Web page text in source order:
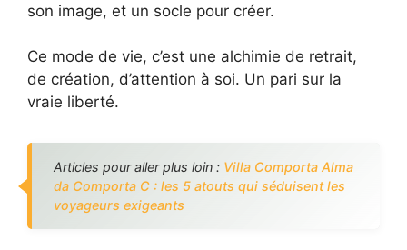
son image, et un socle pour créer.
Ce mode de vie, c’est une alchimie de retrait,
de création, d’attention à soi. Un pari sur la
vraie liberté.
Articles pour aller plus loin : Villa Comporta Alma
da Comporta C : les 5 atouts qui séduisent les
voyageurs exigeants